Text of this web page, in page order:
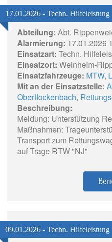
17.01.2026 - Techn. Hilfeleistung
Abteilung: Abt.
Alarmierung: 17.01.2026
Einsatzart: Techn.
Einsatzort: Weinheim-
Einsatzfahrzeuge: MTW,
Mit an der Einsatzstelle:
Oberflockenbach,
Beschreibung:
Meldung: Unterstützung
Maßnahmen:
Transport zum
auf Trage RTW "NJ"
09.01.2026 - Techn. Hilfeleistung